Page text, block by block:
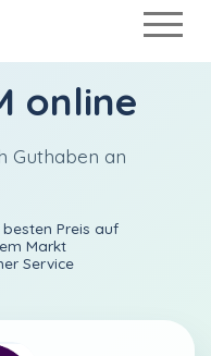
online
Guthaben an
Preis auf
Markt
Service